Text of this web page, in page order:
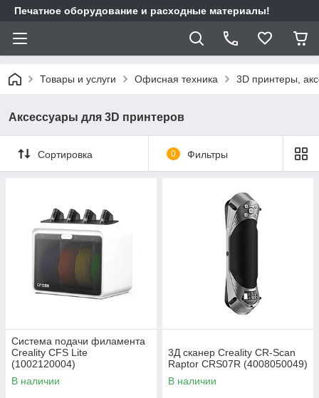
Печатное оборудование и расходные материалы!
Товары и услуги Офисная техника 3D принтеры,
Аксессуары для 3D принтеров
Сортировка 0 Фильтры
Система подачи филамента
Creality CFS Lite
(1002120004)
В наличии
3Д сканер Creality CR-Scan
Raptor CRS07R (4008050049)
В наличии